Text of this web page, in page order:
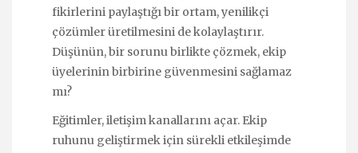
fikirlerini paylaştığı bir ortam, yenilikçi
çözümler üretilmesini de kolaylaştırır.
Düşünün, bir sorunu birlikte çözmek, ekip
üyelerinin birbirine güvenmesini sağlamaz
mı?
Eğitimler, iletişim kanallarını açar. Ekip
ruhunu geliştirmek için sürekli etkileşimde